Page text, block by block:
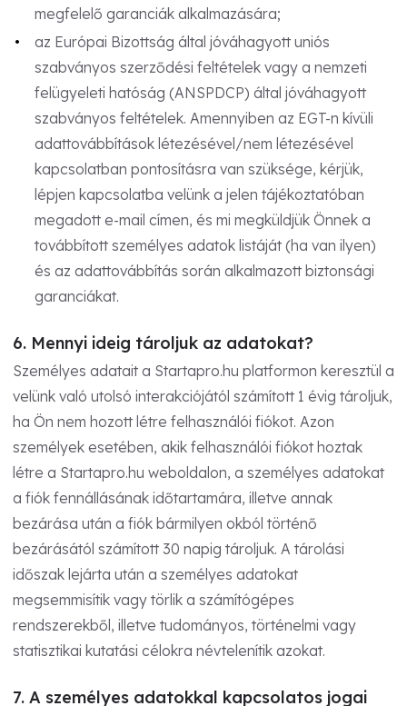
megfelelő garanciák alkalmazására;
az Európai Bizottság által jóváhagyott uniós
szabványos szerződési feltételek vagy a nemzeti
felügyeleti hatóság (ANSPDCP) által jóváhagyott
szabványos feltételek. Amennyiben az EGT-n kívüli
adattovábbítások létezésével/nem létezésével
kapcsolatban pontosításra van szüksége, kérjük,
lépjen kapcsolatba velünk a jelen tájékoztatóban
megadott e-mail címen, és mi megküldjük Önnek a
továbbított személyes adatok listáját (ha van ilyen)
és az adattovábbítás során alkalmazott biztonsági
garanciákat.
6. Mennyi ideig tároljuk az adatokat?
Személyes adatait a Startapro.hu platformon keresztül a
velünk való utolsó interakciójától számított 1 évig tároljuk,
ha Ön nem hozott létre felhasználói fiókot. Azon
személyek esetében, akik felhasználói fiókot hoztak
létre a Startapro.hu weboldalon, a személyes adatokat
a fiók fennállásának időtartamára, illetve annak
bezárása után a fiók bármilyen okból történő
bezárásától számított 30 napig tároljuk. A tárolási
időszak lejárta után a személyes adatokat
megsemmisítik vagy törlik a számítógépes
rendszerekből, illetve tudományos, történelmi vagy
statisztikai kutatási célokra névtelenítik azokat.
7. A személyes adatokkal kapcsolatos jogai